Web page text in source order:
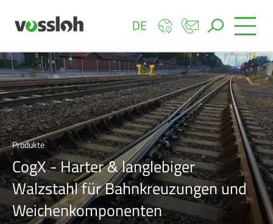
DE
Produkte
CogX - Harter & langlebiger
Walzstahl für Bahnkreuzungen und
Weichenkomponenten